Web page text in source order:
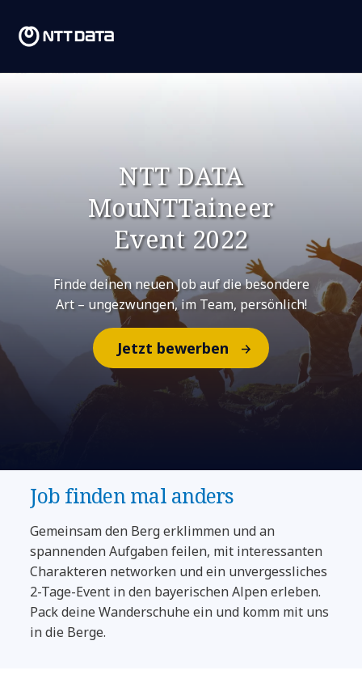
NTT DATA
MouNTTaineer
Event 2022
Finde deinen neuen Job auf die besondere
Art – ungezwungen, im Team, persönlich!
Jetzt bewerben
Job finden mal anders
Gemeinsam den Berg erklimmen und an
spannenden Aufgaben feilen, mit interessanten
Charakteren networken und ein unvergessliches
2-Tage-Event in den bayerischen Alpen erleben.
Pack deine Wanderschuhe ein und komm mit uns
in die Berge.